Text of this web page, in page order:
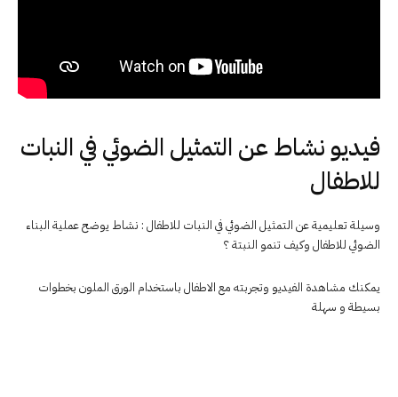
فيديو نشاط عن التمثيل الضوئي في النبات
للاطفال
وسيلة تعليمية عن التمثيل الضوئي في النبات للاطفال : نشاط يوضح عملية البناء
الضوئي للاطفال وكيف تنمو النبتة ؟
يمكنك مشاهدة الفيديو وتجربته مع الاطفال باستخدام الورق الملون بخطوات
بسيطة و سهلة